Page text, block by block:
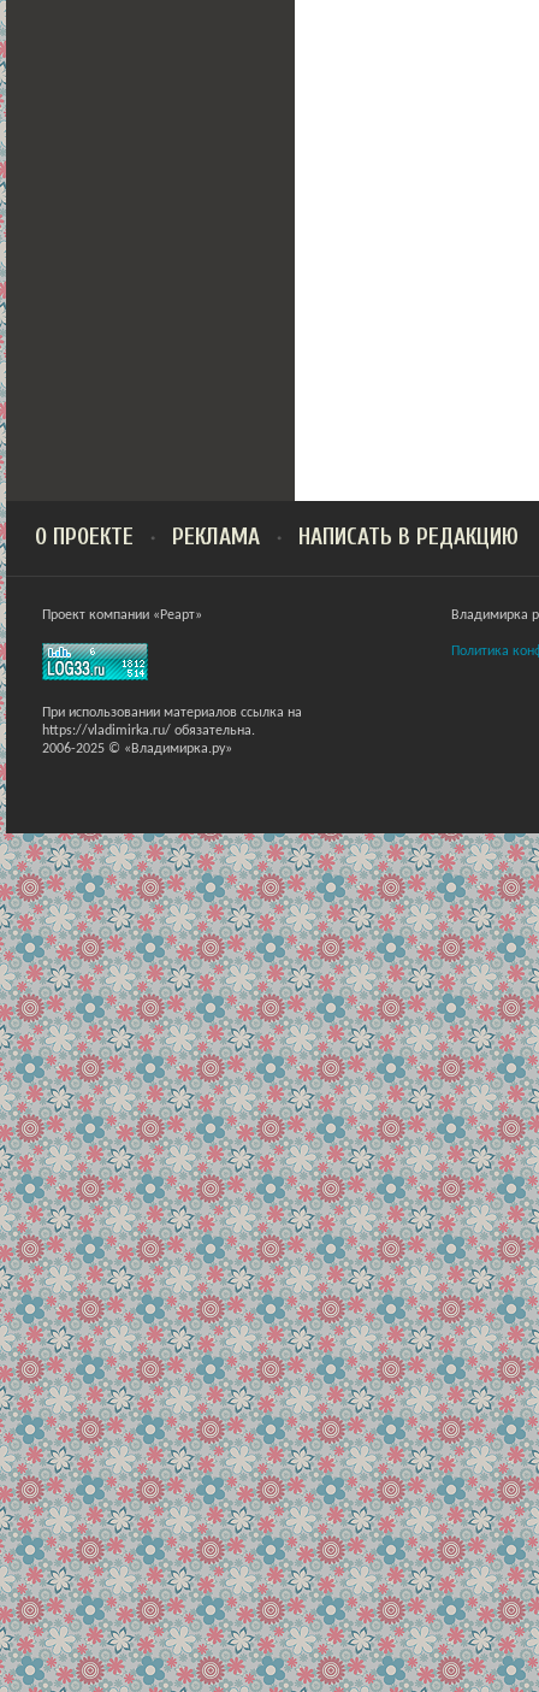
О ПРОЕКТЕ РЕКЛАМА НАПИСАТЬ В РЕДАКЦИЮ
Проект компании «Реарт»
При использовании материалов ссылка на
https://vladimirka.ru/ обязательна.
2006-2025 © «Владимирка.ру»
Владимирка
Политика